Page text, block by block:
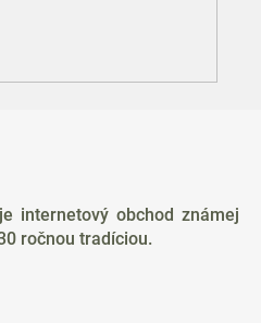
je internetový obchod známej
ročnou tradíciou.